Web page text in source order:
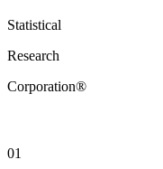
Statistical
Research
Corporation®
01